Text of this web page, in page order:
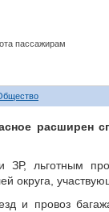
пассажирам
расширен
ЗР, льготным
округа,
и провоз